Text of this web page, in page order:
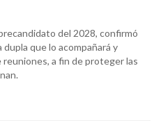
del 2028, confirmó
que lo acompañará y
a fin de proteger las